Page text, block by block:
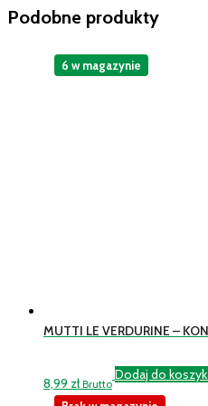
Podobne produkty
MUTTI LE VERDURINE –
8,99 zł Brutto
Dodaj do
6 w magazynie